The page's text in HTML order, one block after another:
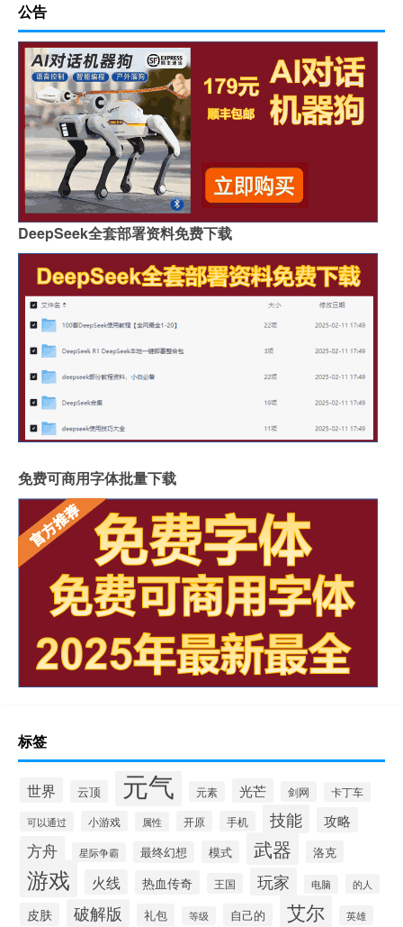
公告
DeepSeek全套部署资料免费下载
免费可商用字体批量下载
标签
世界 云顶 元气 元素 光芒 剑网 卡丁车
可以通过 小游戏 属性 开原 手机 技能 攻略
方舟 星际争霸 最终幻想 模式 武器 洛克
游戏 火线 热血传奇 王国 玩家 电脑 的人
皮肤 破解版 礼包 等级 自己的 艾尔 英雄